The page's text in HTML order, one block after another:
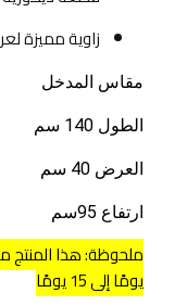
زاوية مميزة
مقاس المدخل
الطول 140 سم
العرض 40 سم
ارتفاع 95سم
يومًا إلى 15 يومًا